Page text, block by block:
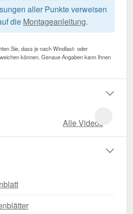
aller Punkte verweisen
die Montageanleitung.
Sie, dass je nach Windlast- oder
können. Genaue Angaben kann Ihnen
Alle Videos